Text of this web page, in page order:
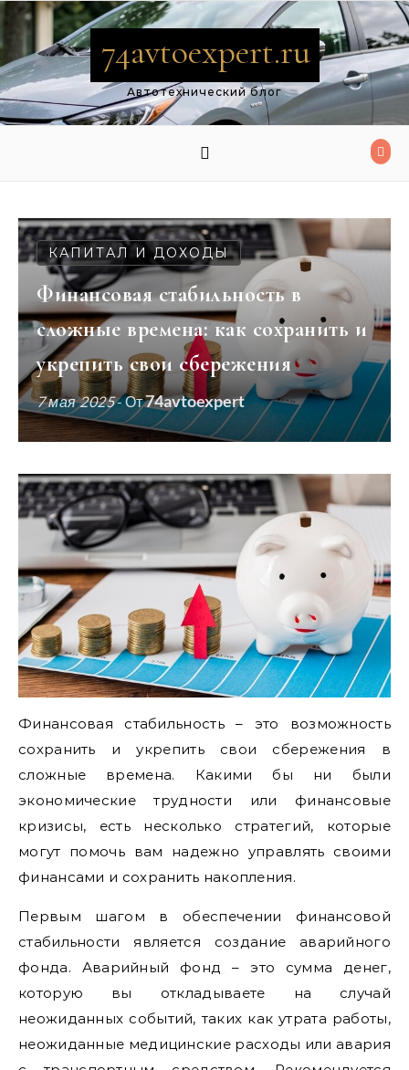
Перейти к содержимому
74avtoexpert.ru
Автотехнический блог
КАПИТАЛ И ДОХОДЫ
Финансовая стабильность в
сложные времена: как сохранить и
укрепить свои сбережения
7 мая 2025- От74avtoexpert
Финансовая стабильность – это возможность
сохранить и укрепить свои сбережения в
сложные времена. Какими бы ни были
экономические трудности или финансовые
кризисы, есть несколько стратегий, которые
могут помочь вам надежно управлять своими
финансами и сохранить накопления.
Первым шагом в обеспечении финансовой
стабильности является создание аварийного
фонда. Аварийный фонд – это сумма денег,
которую вы откладываете на случай
неожиданных событий, таких как утрата работы,
неожиданные медицинские расходы или авария